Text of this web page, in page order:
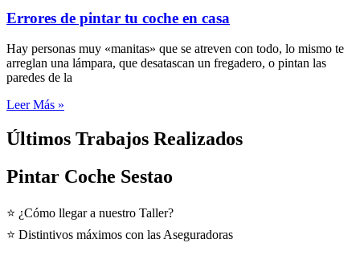
Errores de pintar tu coche en casa
Hay personas muy «manitas» que se atreven con todo, lo mismo te
arreglan una lámpara, que desatascan un fregadero, o pintan las
paredes de la
Leer Más »
Últimos Trabajos Realizados
Pintar Coche Sestao
⭐ ¿Cómo llegar a nuestro Taller?
⭐ Distintivos máximos con las Aseguradoras